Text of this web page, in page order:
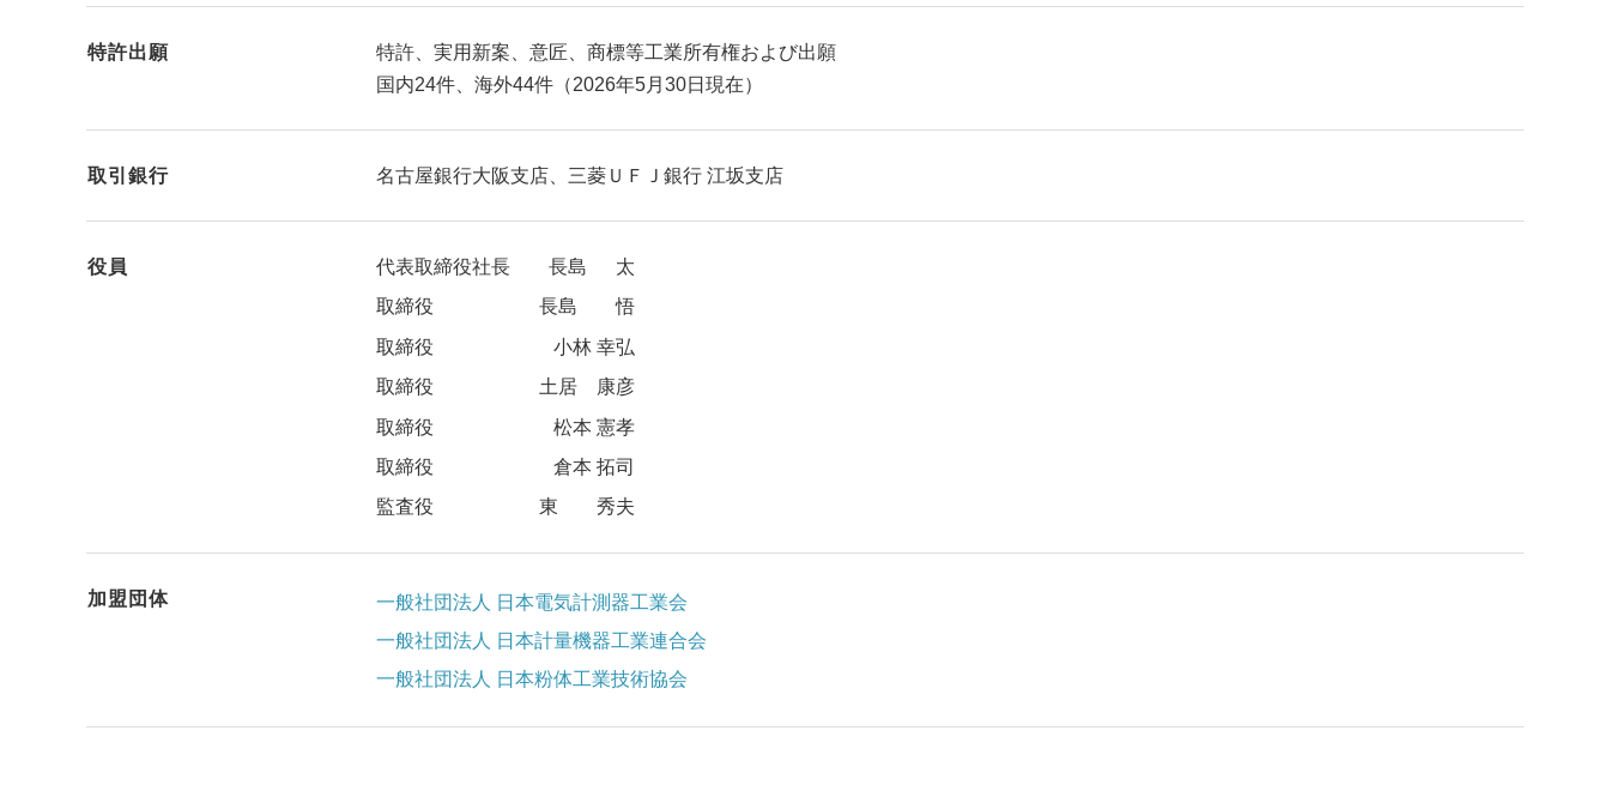
特許出願
特許、実用新案、意匠、商標等工業所有権および出願
国内24件、海外44件（2026年5月30日現在）
取引銀行 名古屋銀行大阪支店、三菱ＵＦＪ銀行 江坂支店
役員 代表取締役社長
長島 太
取締役
長島 悟
取締役
小林 幸弘
取締役
土居 康彦
取締役
松本 憲孝
取締役
倉本 拓司
監査役
東 秀夫
加盟団体
一般社団法人 日本電気計測器工業会
一般社団法人 日本計量機器工業連合会
一般社団法人 日本粉体工業技術協会